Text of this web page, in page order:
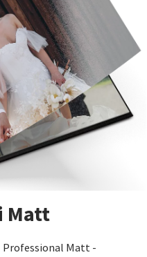
Matt
Professional Matt -